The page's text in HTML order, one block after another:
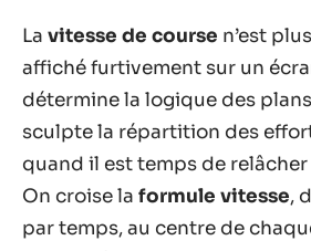
La vitesse de course n’est
affiché furtivement sur un
détermine la logique des
sculpte la répartition des
quand il est temps de
On croise la formule vitesse,
par temps, au centre de